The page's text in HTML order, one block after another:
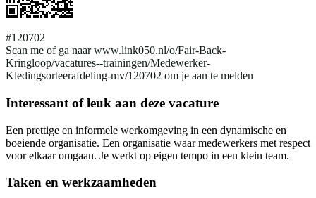
#120702
Scan me of ga naar www.link050.nl/o/Fair-Back-
Kringloop/vacatures--trainingen/Medewerker-
Kledingsorteerafdeling-mv/120702 om je aan te melden
Interessant of leuk aan deze vacature
Een prettige en informele werkomgeving in een dynamische en
boeiende organisatie. Een organisatie waar medewerkers met respect
voor elkaar omgaan. Je werkt op eigen tempo in een klein team.
Taken en werkzaamheden